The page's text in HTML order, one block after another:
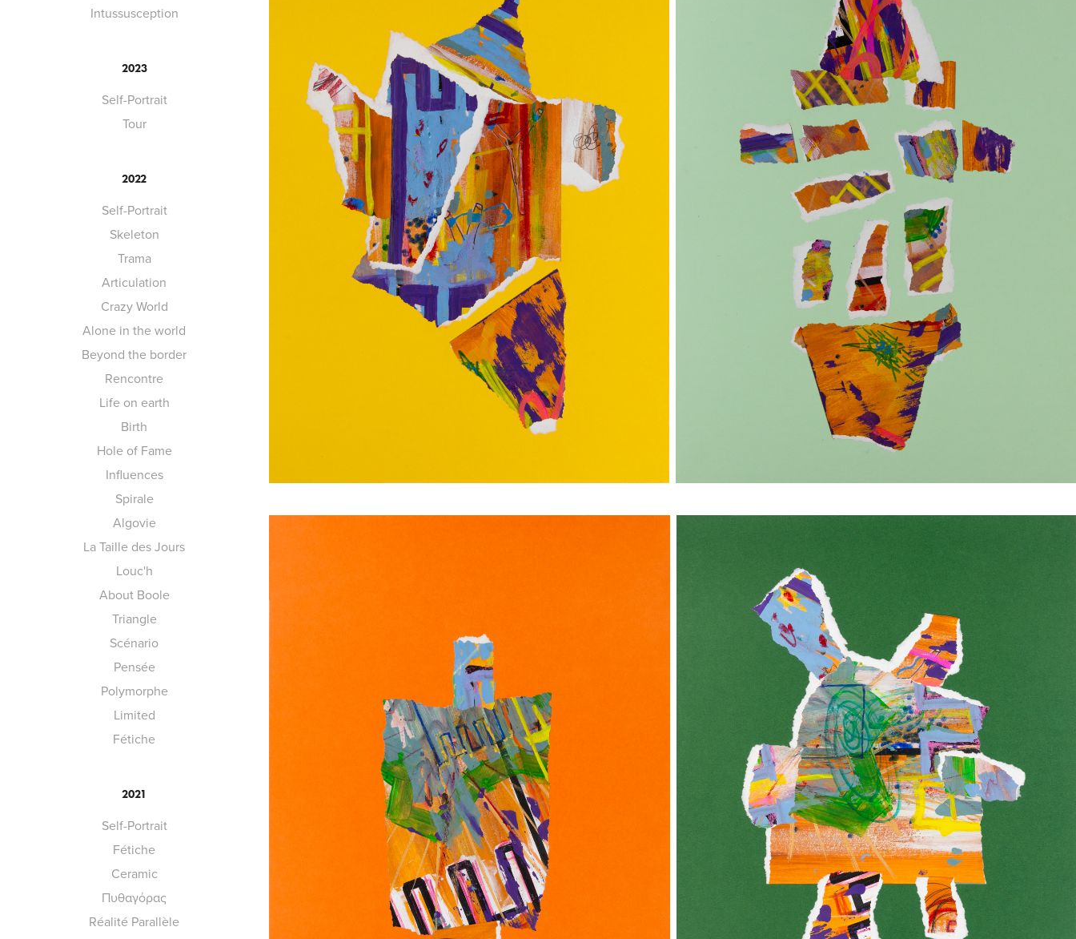
Intussusception
2023
Self-Portrait
Tour
2022
Self-Portrait
Skeleton
Trama
Articulation
Crazy World
Alone in the world
Beyond the border
Rencontre
Life on earth
Birth
Hole of Fame
Influences
Spirale
Algovie
La Taille des Jours
Louc'h
About Boole
Triangle
Scénario
Pensée
Polymorphe
Limited
Fétiche
2021
Self-Portrait
Fétiche
Ceramic
Πυθαγόρας
Réalité Parallèle